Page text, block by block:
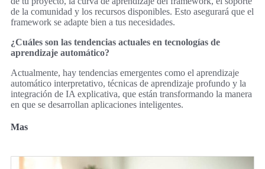
de la comunidad y los recursos disponibles. Esto asegurará que el
framework se adapte bien a tus necesidades.
¿Cuáles son las tendencias actuales en tecnologías de
aprendizaje automático?
Actualmente, hay tendencias emergentes como el aprendizaje
automático interpretativo, técnicas de aprendizaje profundo y la
integración de IA explicativa, que están transformando la manera
en que se desarrollan aplicaciones inteligentes.
Mas